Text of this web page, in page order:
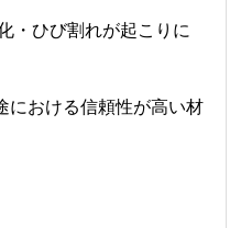
・ひび割れが起こりに
における信頼性が高い材